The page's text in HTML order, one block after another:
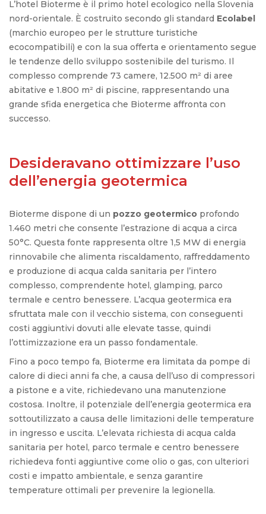
L’hotel Bioterme è il primo hotel ecologico nella Slovenia
nord-orientale. È costruito secondo gli standard Ecolabel
(marchio europeo per le strutture turistiche
ecocompatibili) e con la sua offerta e orientamento segue
le tendenze dello sviluppo sostenibile del turismo. Il
complesso comprende 73 camere, 12.500 m² di aree
abitative e 1.800 m² di piscine, rappresentando una
grande sfida energetica che Bioterme affronta con
successo.
Desideravano ottimizzare l’uso
dell’energia geotermica
Bioterme dispone di un pozzo geotermico profondo
1.460 metri che consente l’estrazione di acqua a circa
50°C. Questa fonte rappresenta oltre 1,5 MW di energia
rinnovabile che alimenta riscaldamento, raffreddamento
e produzione di acqua calda sanitaria per l’intero
complesso, comprendente hotel, glamping, parco
termale e centro benessere. L’acqua geotermica era
sfruttata male con il vecchio sistema, con conseguenti
costi aggiuntivi dovuti alle elevate tasse, quindi
l’ottimizzazione era un passo fondamentale.
Fino a poco tempo fa, Bioterme era limitata da pompe di
calore di dieci anni fa che, a causa dell’uso di compressori
a pistone e a vite, richiedevano una manutenzione
costosa. Inoltre, il potenziale dell’energia geotermica era
sottoutilizzato a causa delle limitazioni delle temperature
in ingresso e uscita. L’elevata richiesta di acqua calda
sanitaria per hotel, parco termale e centro benessere
richiedeva fonti aggiuntive come olio o gas, con ulteriori
costi e impatto ambientale, e senza garantire
temperature ottimali per prevenire la legionella.